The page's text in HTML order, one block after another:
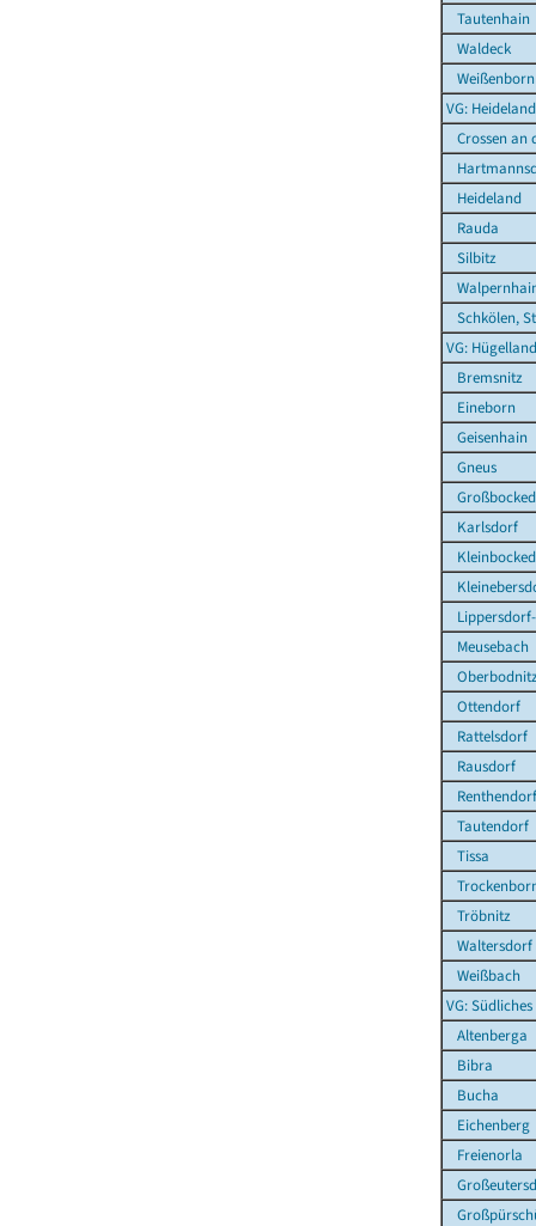
Tautenhain
Waldeck
Weißenborn
VG:
Crossen an
Heideland
Rauda
Silbitz
Schkölen,
VG:
Bremsnitz
Eineborn
Geisenhain
Gneus
Karlsdorf
Meusebach
Ottendorf
Rattelsdorf
Rausdorf
Renthendorf
Tautendorf
Tissa
Tröbnitz
Waltersdorf
Weißbach
VG:
Altenberga
Bibra
Bucha
Eichenberg
Freienorla